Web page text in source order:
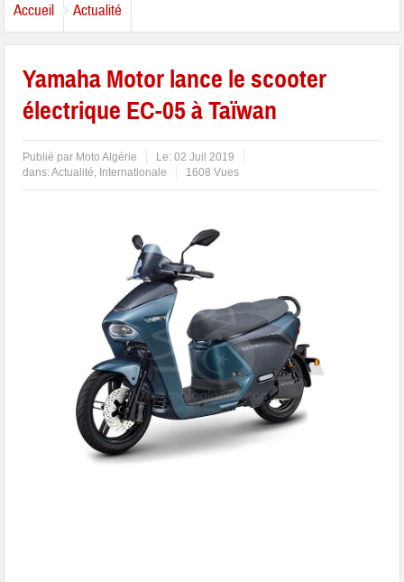
Accueil Actualité
Yamaha Motor lance le scooter
électrique EC-05 à Taïwan
Publié par Moto Algérie Le:02 Juil 2019
dans:Actualité, Internationale 1608 Vues